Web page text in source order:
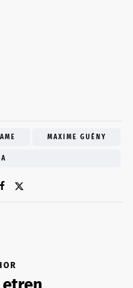
MAXIME GUÉNY